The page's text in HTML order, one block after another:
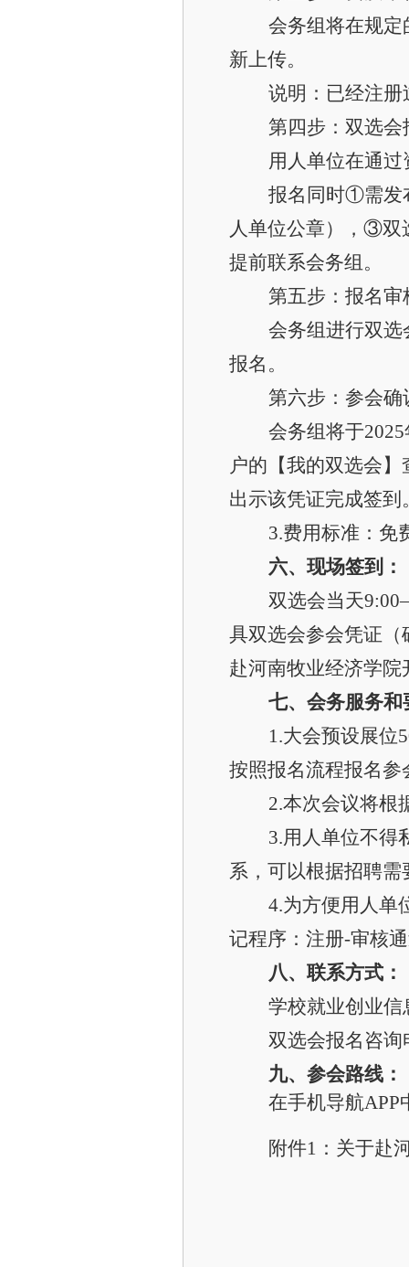
会务组将在规
新上传。
说明：已经注册
第四步：双选会
用人单位在通
报名同时①需发
人单位公章），③双
提前联系会务组。
第五步：报名审
会务组进行双
报名。
第六步：参会确
会务组将于
户的【我的双选会
出示该凭证完成签到
3.费用标准：免
六、现场签到：
双选会当天
具双选会参会凭证
赴河南牧业经济学
七、会务服务和
1.大会预设展位
按照报名流程报名
2.本次会议将根
3.用人单位不得
系，可以根据招聘
4.为方便用人单
记程序：注册-审核
八、联系方式：
学校就业创业信
双选会报名咨询
九、参会路线：
在手机导航APP
附件1：关于赴